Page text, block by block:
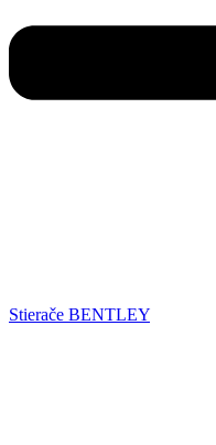
Stierače BENTLEY